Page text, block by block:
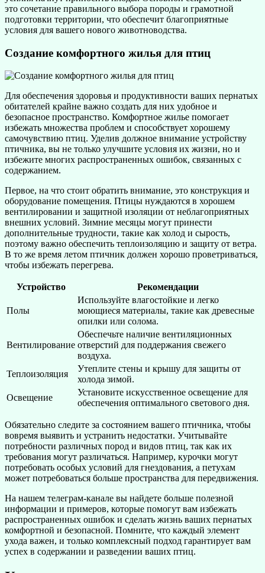
это сочетание правильного выбора породы и грамотной
подготовки территории, что обеспечит благоприятные
условия для вашего нового животноводства.
Создание комфортного жилья для птиц
Для обеспечения здоровья и продуктивности ваших пернатых
обитателей крайне важно создать для них удобное и
безопасное пространство. Комфортное жилье помогает
избежать множества проблем и способствует хорошему
самочувствию птиц. Уделив должное внимание устройству
птичника, вы не только улучшите условия их жизни, но и
избежите многих распространенных ошибок, связанных с
содержанием.
Первое, на что стоит обратить внимание, это конструкция и
оборудование помещения. Птицы нуждаются в хорошем
вентилировании и защитной изоляции от неблагоприятных
внешних условий. Зимние месяцы могут принести
дополнительные трудности, такие как холод и сырость,
поэтому важно обеспечить теплоизоляцию и защиту от ветра.
В то же время летом птичник должен хорошо проветриваться,
чтобы избежать перегрева.
Устройство Рекомендации
Полы
Используйте влагостойкие и легко
моющиеся материалы, такие как древесные
опилки или солома.
Вентилирование
Обеспечьте наличие вентиляционных
отверстий для поддержания свежего
воздуха.
Теплоизоляция
Утеплите стены и крышу для защиты от
холода зимой.
Освещение
Установите искусственное освещение для
обеспечения оптимального светового дня.
Обязательно следите за состоянием вашего птичника, чтобы
вовремя выявить и устранить недостатки. Учитывайте
потребности различных пород и видов птиц, так как их
требования могут различаться. Например, курочки могут
потребовать особых условий для гнездования, а петухам
может потребоваться больше пространства для передвижения.
На нашем телеграм-канале вы найдете больше полезной
информации и примеров, которые помогут вам избежать
распространенных ошибок и сделать жизнь ваших пернатых
комфортной и безопасной. Помните, что каждый элемент
ухода важен, и только комплексный подход гарантирует вам
успех в содержании и разведении ваших птиц.